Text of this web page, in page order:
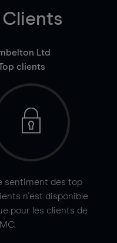
Ltd
clients
sentiment des top
n'est disponible
pour les clients de